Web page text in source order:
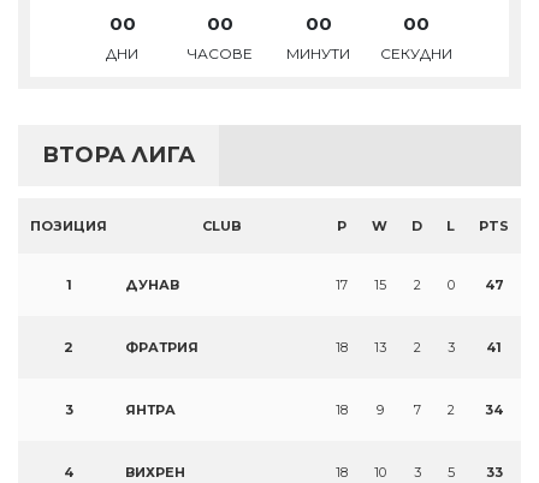
00
ДНИ
00
ЧАСОВЕ
00
МИНУТИ
00
СЕКУДНИ
ВТОРА ЛИГА
ПОЗИЦИЯ CLUB P W D L PTS
1 ДУНАВ 17 15 2 0 47
2 ФРАТРИЯ 18 13 2 3 41
3 ЯНТРА 18 9 7 2 34
4 ВИХРЕН 18 10 3 5 33